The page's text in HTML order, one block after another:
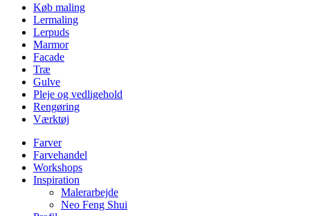
Køb maling
Lermaling
Lerpuds
Marmor
Facade
Træ
Gulve
Pleje og vedligehold
Rengøring
Værktøj
Farver
Farvehandel
Workshops
Inspiration
Malerarbejde
Neo Feng Shui